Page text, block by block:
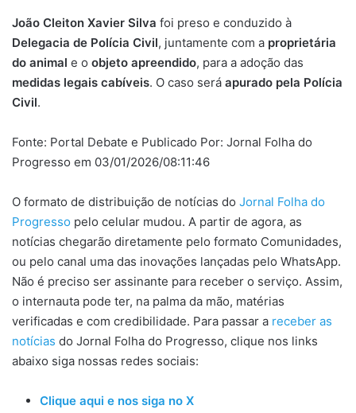
João Cleiton Xavier Silva foi preso e conduzido à
Delegacia de Polícia Civil, juntamente com a proprietária
do animal e o objeto apreendido, para a adoção das
medidas legais cabíveis. O caso será apurado pela Polícia
Civil.
Fonte: Portal Debate e Publicado Por: Jornal Folha do
Progresso em 03/01/2026/08:11:46
O formato de distribuição de notícias do Jornal Folha do
Progresso pelo celular mudou. A partir de agora, as
notícias chegarão diretamente pelo formato Comunidades,
ou pelo canal uma das inovações lançadas pelo WhatsApp.
Não é preciso ser assinante para receber o serviço. Assim,
o internauta pode ter, na palma da mão, matérias
verificadas e com credibilidade. Para passar a receber as
notícias do Jornal Folha do Progresso, clique nos links
abaixo siga nossas redes sociais:
Clique aqui e nos siga no X